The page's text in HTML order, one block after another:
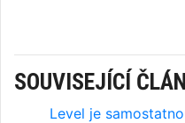
SOUVISEJÍCÍ
Level je